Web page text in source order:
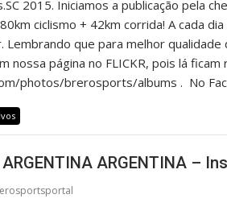
2015. Iniciamos a publicação pela
ciclismo + 42km corrida! A cada
que para melhor qualidade
nossa página no FLICKR, pois lá ficam
photos/brerosports/albums . No
ARGENTINA ARGENTINA –